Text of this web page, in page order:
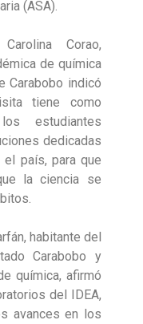
(ASA).
Corao,
de química
Carabobo indicó
tiene como
estudiantes
dedicadas
país, para que
la ciencia se
habitante del
Carabobo y
química, afirmó
del IDEA,
avances en los